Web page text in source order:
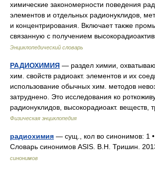
химические закономерности поведения
элементов и отдельных радионуклидов,
и концентрирования. Включает также
связанную с получением
Энциклопедический словарь
РАДИОХИМИЯ — раздел химии,
хим. свойств радиоакт. элементов и их
использование обычных хим. методов
затруднено. Это исследования ко
радионуклидов, высокорадиоакт.
Физическая энциклопедия
радиохимия — сущ., кол во синонимов: 1
Словарь синонимов ASIS. В.Н. Тришин.
синонимов